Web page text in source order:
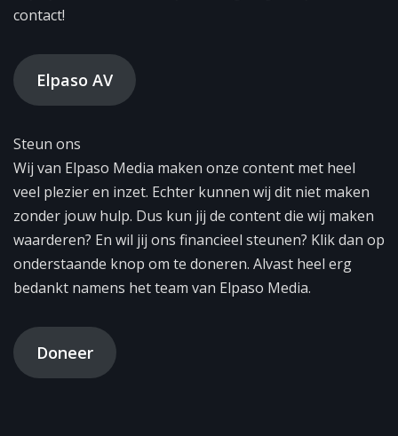
contact!
Elpaso AV
Steun ons
Wij van Elpaso Media maken onze content met heel
veel plezier en inzet. Echter kunnen wij dit niet maken
zonder jouw hulp. Dus kun jij de content die wij maken
waarderen? En wil jij ons financieel steunen? Klik dan op
onderstaande knop om te doneren. Alvast heel erg
bedankt namens het team van Elpaso Media.
Doneer